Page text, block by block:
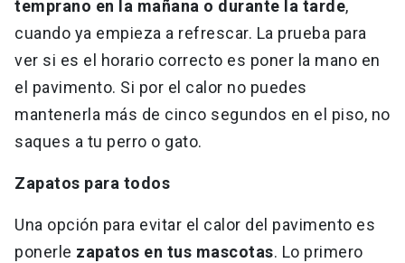
temprano en la mañana o durante la tarde,
cuando ya empieza a refrescar. La prueba para
ver si es el horario correcto es poner la mano en
el pavimento. Si por el calor no puedes
mantenerla más de cinco segundos en el piso, no
saques a tu perro o gato.
Zapatos para todos
Una opción para evitar el calor del pavimento es
ponerle zapatos en tus mascotas. Lo primero